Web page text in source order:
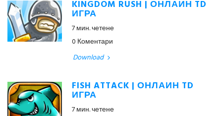
KINGDOM RUSH | ОНЛАЙН TD
ИГРА
7 мин. четене
0 Коментари
Download
FISH ATTACK | ОНЛАЙН TD
ИГРА
7 мин. четене